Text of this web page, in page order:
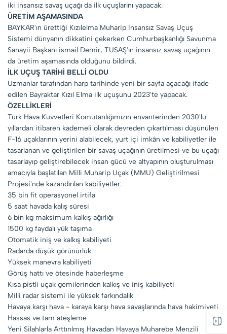
iki insansız savaş uçağı da ilk uçuşlarını yapacak.
ÜRETİM AŞAMASINDA
BAYKAR'ın ürettiği Kızılelma Muharip İnsansız Savaş Uçuş
Sistemi dünyanın dikkatini çekerken Cumhurbaşkanlığı Savunma
Sanayii Başkanı ismail Demir, TUSAŞ'ın insansız savaş uçağının
da üretim aşamasında olduğunu bildirdi.
İLK UÇUŞ TARİHİ BELLİ OLDU
Uzmanlar tarafından harp tarihinde yeni bir sayfa açacağı ifade
edilen Bayraktar Kızıl Elma ilk uçuşunu 2023'te yapacak.
ÖZELLİKLERİ
Türk Hava Kuvvetleri Komutanlığımızın envanterinden 2030'lu
yıllardan itibaren kademeli olarak devreden çıkartılması düşünülen
F-16 uçaklarının yerini alabilecek, yurt içi imkân ve kabiliyetler ile
tasarlanan ve geliştirilen bir savaş uçağının üretilmesi ve bu uçağı
tasarlayıp geliştirebilecek insan gücü ve altyapının oluşturulması
amacıyla başlatılan Milli Muharip Uçak (MMU) Geliştirilmesi
Projesi'nde kazandırılan kabiliyetler:
35 bin fit operasyonel irtifa
5 saat havada kalış süresi
6 bin kg maksimum kalkış ağırlığı
1500 kg faydalı yük taşıma
Otomatik iniş ve kalkış kabiliyeti
Radarda düşük görünürlük
Yüksek manevra kabiliyeti
Görüş hattı ve ötesinde haberleşme
Kısa pistli uçak gemilerinden kalkış ve iniş kabiliyeti
Milli radar sistemi ile yüksek farkındalık
Havaya karşı hava - karaya karşı hava savaşlarında hava hakimiyeti
Hassas ve tam ateşleme
Yeni Silahlarla Arttırılmış Havadan Havaya Muharebe Menzili